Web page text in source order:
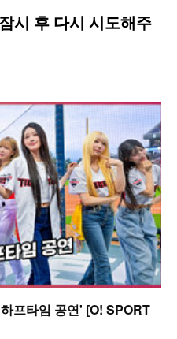
프타임 공연' [O! SPORT